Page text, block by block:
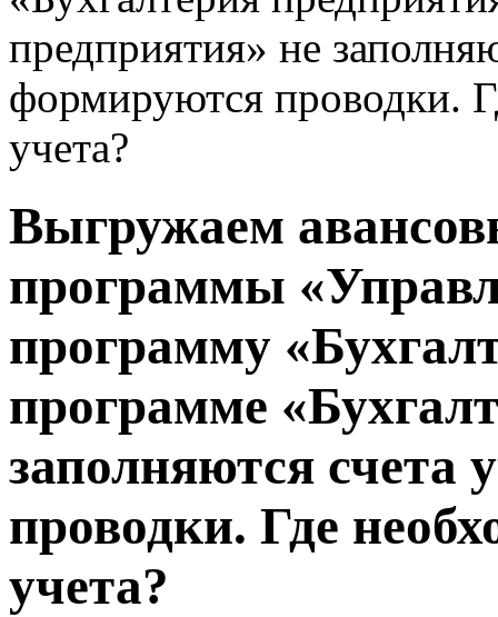
предприятия» не
формируются проводки.
учета?
Выгружаем
программы
программу
программе
заполняются счета
проводки. Где
учета?